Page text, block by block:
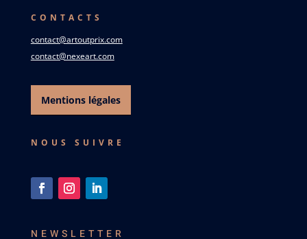
CONTACTS
contact@artoutprix.com
contact@nexeart.com
Mentions légales
NOUS SUIVRE
NEWSLETTER